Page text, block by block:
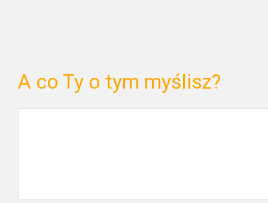
A co Ty o tym myślisz?